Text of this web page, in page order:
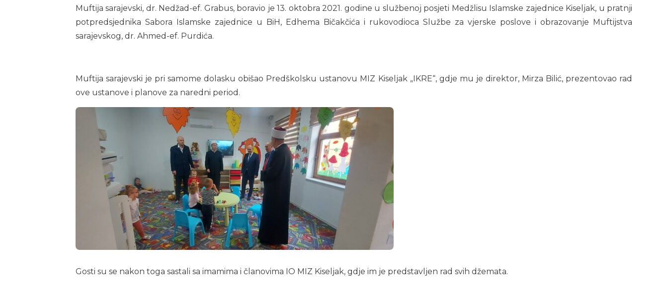
Muftija sarajevski, dr. Nedžad-ef. Grabus, boravio je 13. oktobra 2021. godine u službenoj posjeti Medžlisu Islamske zajednice Kiseljak, u pratnji
potpredsjednika Sabora Islamske zajednice u BiH, Edhema Bičakčića i rukovodioca Službe za vjerske poslove i obrazovanje Muftijstva
sarajevskog, dr. Ahmed-ef. Purdića.
Muftija sarajevski je pri samome dolasku obišao Predškolsku ustanovu MIZ Kiseljak „IKRE“, gdje mu je direktor, Mirza Bilić, prezentovao rad
ove ustanove i planove za naredni period.
Gosti su se nakon toga sastali sa imamima i članovima IO MIZ Kiseljak, gdje im je predstavljen rad svih džemata.